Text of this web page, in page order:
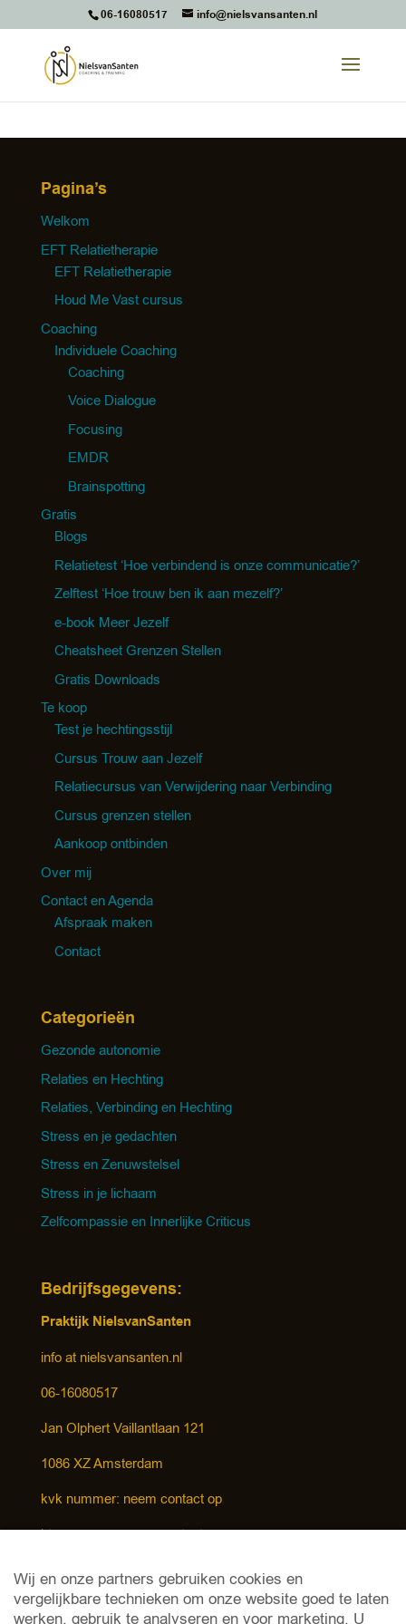
06-16080517 info@nielsvansanten.nl
Pagina’s
Welkom
EFT Relatietherapie
EFT Relatietherapie
Houd Me Vast cursus
Coaching
Individuele Coaching
Coaching
Voice Dialogue
Focusing
EMDR
Brainspotting
Gratis
Blogs
Relatietest ‘Hoe verbindend is onze communicatie?’
Zelftest ‘Hoe trouw ben ik aan mezelf?’
e-book Meer Jezelf
Cheatsheet Grenzen Stellen
Gratis Downloads
Te koop
Test je hechtingsstijl
Cursus Trouw aan Jezelf
Relatiecursus van Verwijdering naar Verbinding
Cursus grenzen stellen
Aankoop ontbinden
Over mij
Contact en Agenda
Afspraak maken
Contact
Categorieën
Gezonde autonomie
Relaties en Hechting
Relaties, Verbinding en Hechting
Stress en je gedachten
Stress en Zenuwstelsel
Stress in je lichaam
Zelfcompassie en Innerlijke Criticus
Bedrijfsgegevens:
Praktijk NielsvanSanten
info at nielsvansanten.nl
06-16080517
Jan Olphert Vaillantlaan 121
1086 XZ Amsterdam
kvk nummer: neem contact op
btw nummer: neem contact op
Kennisbank
Wij en onze partners gebruiken cookies en
vergelijkbare technieken om onze website goed te laten
werken, gebruik te analyseren en voor marketing. U